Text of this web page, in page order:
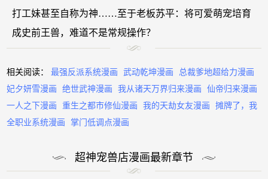
打工妹甚至自称为神……至于老板苏平：将可爱萌宠培育
成史前王兽，难道不是常规操作？
相关阅读：最强反派系统漫画 武动乾坤漫画
总裁爹地超给力漫画
妃夕妍雪漫画
绝世武神漫画 我从诸天万界归来漫画
仙帝归来漫画
一人之下漫画
重生之都市修仙漫画 我的天劫女友漫画
摊牌了，我
全职业系统漫画
掌门低调点漫画
超神宠兽店漫画最新章节